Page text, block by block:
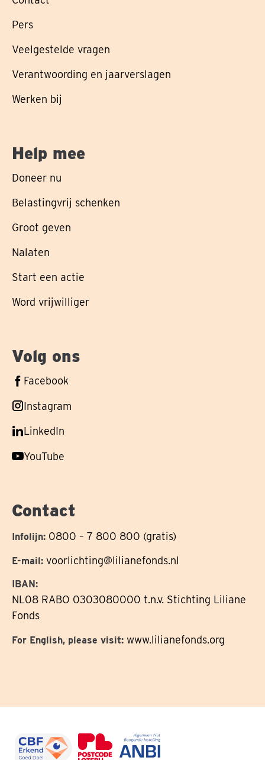
Pers
Veelgestelde vragen
Verantwoording en jaarverslagen
Werken bij
Help mee
Doneer nu
Belastingvrij schenken
Groot geven
Nalaten
Start een actie
Word vrijwilliger
Volg ons
Volg
op
Facebook
Volg
op
Instagram
Volg
op
LinkedIn
Volg
YouTube
Contact
Infolijn: 0800 – 7 800 800 (gratis)
E-mail: voorlichting@lilianefonds.nl
IBAN:
NL08 RABO 0303080000 t.n.v. Stichting Liliane
Fonds
For English, please visit: www.lilianefonds.org